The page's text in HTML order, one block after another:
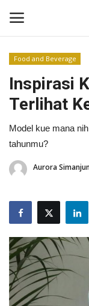
Home
Entertainment
Lifestyle
Video
News
Food and Beverage
Inspirasi
Terlihat
Model kue mana
tahunmu?
Aurora